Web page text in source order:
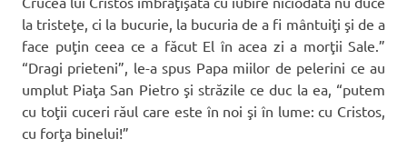
la tristeţe, ci la bucurie, la bucuria de a fi mântuiţi şi de a
face puţin ceea ce a făcut El în acea zi a morţii Sale.”
“Dragi prieteni”, le-a spus Papa miilor de pelerini ce au
umplut Piaţa San Pietro şi străzile ce duc la ea, “putem
cu toţii cuceri răul care este în noi şi în lume: cu Cristos,
cu forţa binelui!”